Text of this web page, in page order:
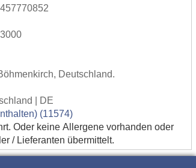
Deutschland.
| DE
(11574)
Oder keine Allergene vorhanden oder
/ Lieferanten übermittelt.